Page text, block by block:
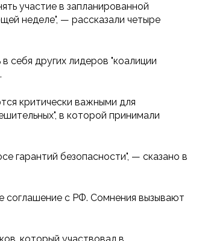
участие в запланированной
неделе", — рассказали четыре
себя других лидеров "коалиции
критически важными для
в которой принимали
гарантий безопасности", — сказано в
с РФ. Сомнения вызывают